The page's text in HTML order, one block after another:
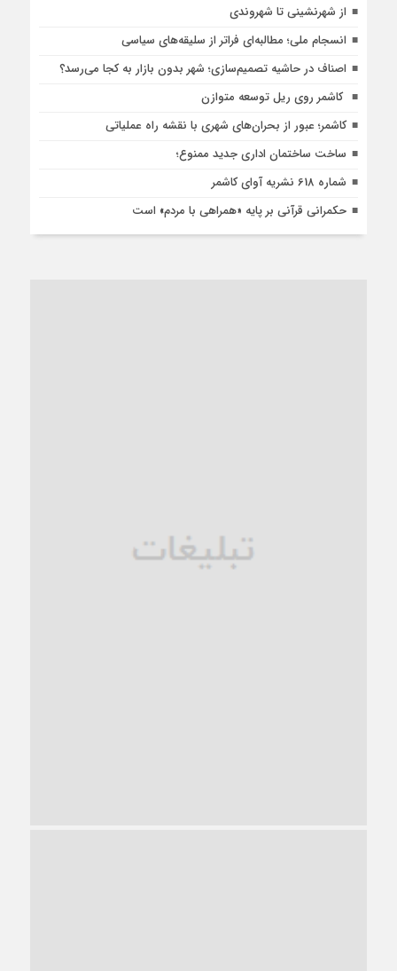
از شهرنشینی تا شهروندی
انسجام ملی؛ مطالبه‌ای فراتر از سلیقه‌های سیاسی
اصناف در حاشیه تصمیم‌سازی؛ شهر بدون بازار به کجا می‌رسد؟
کاشمر روی ریل توسعه متوازن
کاشمر؛ عبور از بحران‌های شهری با نقشه راه عملیاتی
ساخت ساختمان اداری جدید ممنوع؛
شماره 618 نشریه آوای کاشمر
حکمرانی قرآنی بر پایه «همراهی با مردم» است